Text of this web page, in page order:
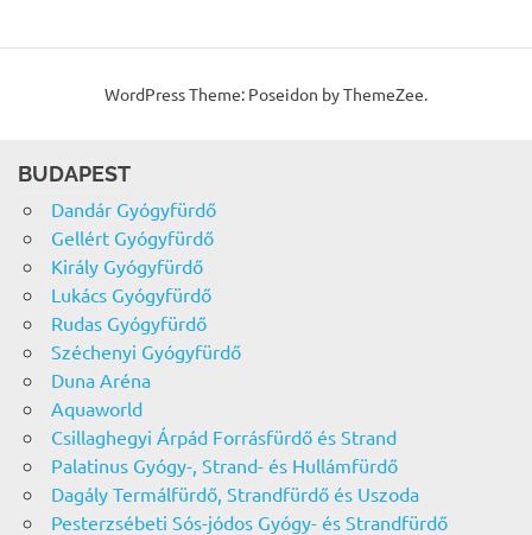
WordPress Theme: Poseidon by ThemeZee.
BUDAPEST
Dandár Gyógyfürdő
Gellért Gyógyfürdő
Király Gyógyfürdő
Lukács Gyógyfürdő
Rudas Gyógyfürdő
Széchenyi Gyógyfürdő
Duna Aréna
Aquaworld
Csillaghegyi Árpád Forrásfürdő és Strand
Palatinus Gyógy-, Strand- és Hullámfürdő
Dagály Termálfürdő, Strandfürdő és Uszoda
Pesterzsébeti Sós-jódos Gyógy- és Strandfürdő